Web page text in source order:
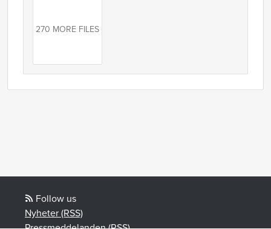
270 MORE FILES
Follow us
Nyheter (RSS)